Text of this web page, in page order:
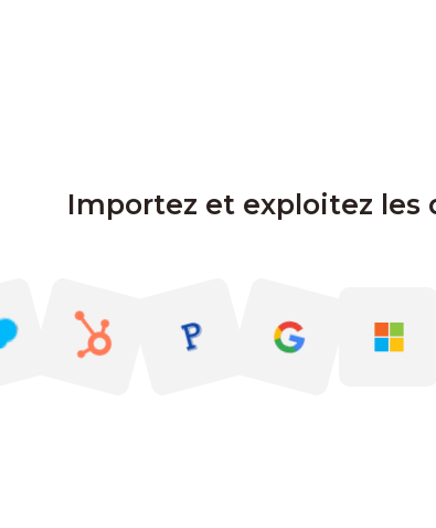
Importez et exploitez les